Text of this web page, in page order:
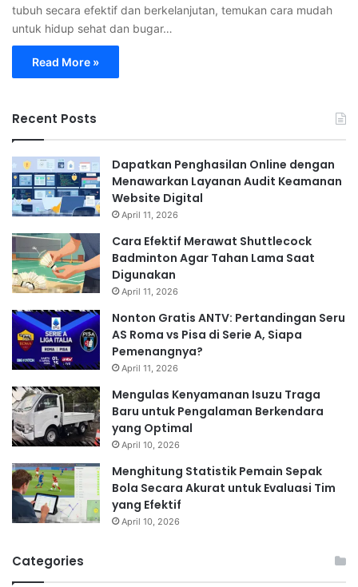
tubuh secara efektif dan berkelanjutan, temukan cara mudah
untuk hidup sehat dan bugar…
Read More »
Recent Posts
Dapatkan Penghasilan Online dengan
Menawarkan Layanan Audit Keamanan
Website Digital
April 11, 2026
Cara Efektif Merawat Shuttlecock
Badminton Agar Tahan Lama Saat
Digunakan
April 11, 2026
Nonton Gratis ANTV: Pertandingan Seru
AS Roma vs Pisa di Serie A, Siapa
Pemenangnya?
April 11, 2026
Mengulas Kenyamanan Isuzu Traga
Baru untuk Pengalaman Berkendara
yang Optimal
April 10, 2026
Menghitung Statistik Pemain Sepak
Bola Secara Akurat untuk Evaluasi Tim
yang Efektif
April 10, 2026
Categories